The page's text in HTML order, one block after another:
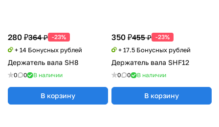
280 ₽364 ₽ -23%
+ 14 Бонусных рублей
Держатель вала SH8
0 0 В наличии
В корзину
350 ₽455 ₽ -23%
+ 17.5 Бонусных рублей
Держатель вала SHF12
0 0 В наличии
В корзину